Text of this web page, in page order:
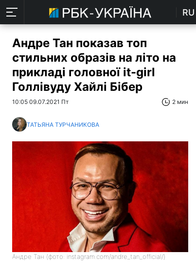
RU
Андре Тан показав топ
стильних образів на літо на
прикладі головної it-girl
Голлівуду Хайлі Бібер
10:05 09.07.2021 Пт 2 мин
ТАТЬЯНА ТУРЧАНИКОВА
Андре Тан (фото: instagram.com/andre_tan_official/)